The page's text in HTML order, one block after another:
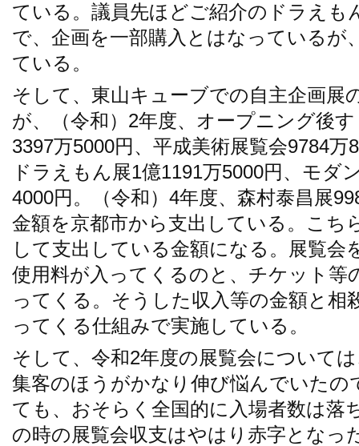
ている。議員先ほどご紹介のドラえも
で、企画を一部購入とはなっているが
ている。
そして、東山キューブでの自主企画展
が、（令和）2年度、オープニング後
3397万5000円、平成美術展覧会9784万
ドラえもん展1億1191万5000円、モダ
4000円。（令和）4年度、森村泰昌展
金額を京都市から支出している。こち
して支出している金額になる。展覧会
使用料が入ってくるのと、チケット等
ってくる。そうした収入等の金額と相
ってくる仕組みで実施している。
そして、令和2年度の展覧会について
集客のほうがかなり伸び悩んでいたの
ても、おそらく全国的に入場者数は落
の時の展覧会収支はやはり赤字となっ